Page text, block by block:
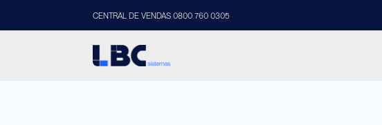
CENTRAL DE VENDAS 0800 760 0305